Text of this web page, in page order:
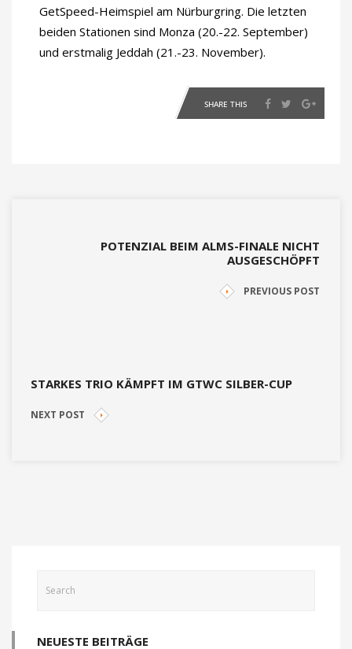
GetSpeed-Heimspiel am Nürburgring. Die letzten
beiden Stationen sind Monza (20.-22. September)
und erstmalig Jeddah (21.-23. November).
SHARE THIS
POTENZIAL BEIM ALMS-FINALE NICHT
AUSGESCHÖPFT
PREVIOUS POST
STARKES TRIO KÄMPFT IM GTWC SILBER-CUP
NEXT POST
NEUESTE BEITRÄGE